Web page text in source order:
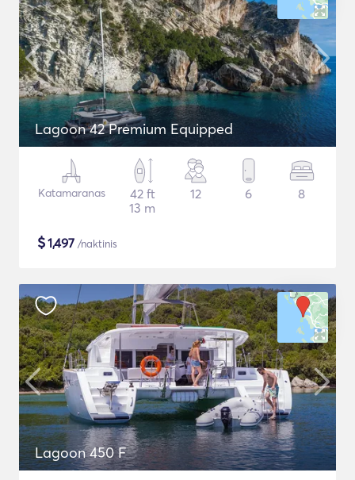
Lagoon 42 Premium Equipped
Katamaranas
42 ft
13 m
12 6 8
$1,497 /naktinis
Lagoon 450 F